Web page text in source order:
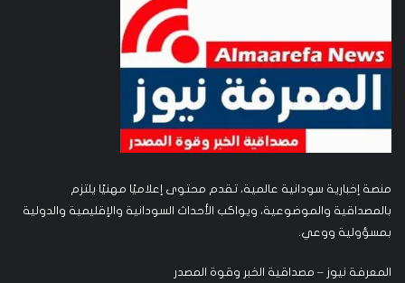
منصة إخبارية سودانية عالمية، تقدم محتوى إعلاميًا مهنيًا يلتزم
بالمصداقية والموضوعية، ويواكب الأحداث السودانية والإقليمية والدولية
بمسؤولية ووعي.
المعرفة نيوز – مصداقية الخبر وقوة المصدر